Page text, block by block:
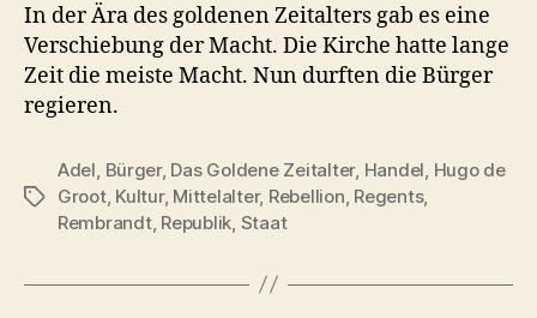
In der Ära des goldenen Zeitalters gab es eine
Verschiebung der Macht. Die Kirche hatte lange
Zeit die meiste Macht. Nun durften die Bürger
regieren.
Schlagwörter
Adel Bürger, Das Goldene Zeitalter, Handel Hugo de
Groot, Kultur, Mittelalter, Rebellion Regents,
Rembrandt, Republik Staat